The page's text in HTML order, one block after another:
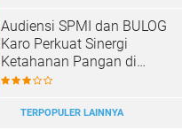
Audiensi SPMI dan BULOG
Karo Perkuat Sinergi
Ketahanan Pangan di
Kabanjahe
TERPOPULER LAINNYA